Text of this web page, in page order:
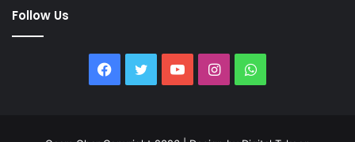
Follow Us
Facebook
TwitterYouTubeInstagramWhatsApp